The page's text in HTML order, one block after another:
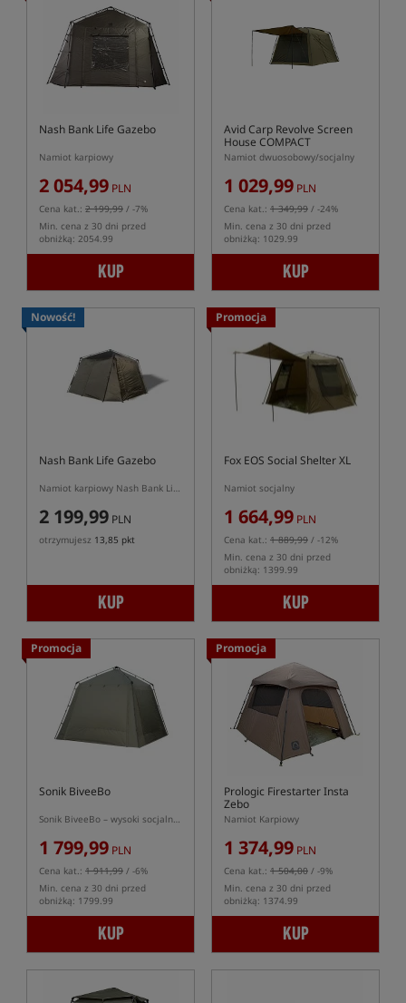
Nash Bank Life Gazebo
Namiot karpiowy
2 054,99 PLN
Cena kat.: 2 199,99 / -7%
Min. cena z 30 dni przed
obniżką: 2054.99
KUP
Avid Carp Revolve Screen
House COMPACT
Namiot dwuosobowy/socjalny
1 029,99 PLN
Cena kat.: 1 349,99 / -24%
Min. cena z 30 dni przed
obniżką: 1029.99
KUP
Nowość!
Nash Bank Life Gazebo
Namiot karpiowy Nash Bank Life Gazebo
2 199,99 PLN
otrzymujesz 13,85 pkt
KUP
Promocja
Fox EOS Social Shelter XL
Namiot socjalny
1 664,99 PLN
Cena kat.: 1 889,99 / -12%
Min. cena z 30 dni przed
obniżką: 1399.99
KUP
Promocja
Sonik BiveeBo
Sonik BiveeBo – wysoki socjalny namiot karpiowy
1 799,99 PLN
Cena kat.: 1 911,99 / -6%
Min. cena z 30 dni przed
obniżką: 1799.99
KUP
Promocja
Prologic Firestarter Insta
Zebo
Namiot Karpiowy
1 374,99 PLN
Cena kat.: 1 504,00 / -9%
Min. cena z 30 dni przed
obniżką: 1374.99
KUP